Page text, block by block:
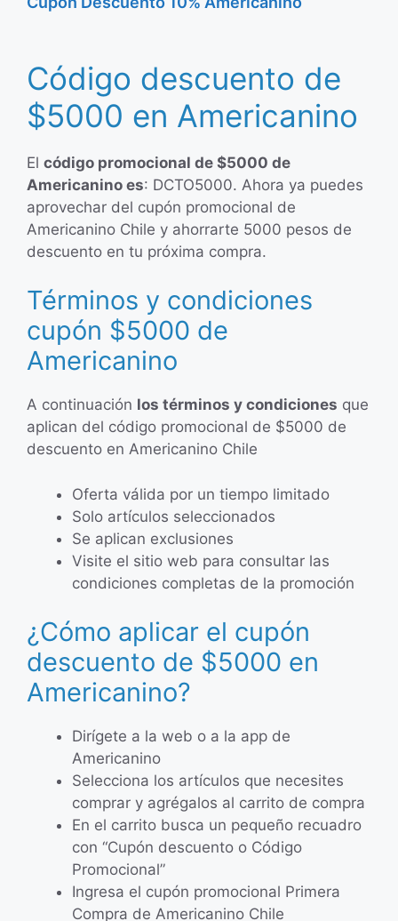
Código descuento de
$5000 en Americanino
El código promocional de $5000 de
Americanino es: DCTO5000. Ahora ya puedes
aprovechar del cupón promocional de
Americanino Chile y ahorrarte 5000 pesos de
descuento en tu próxima compra.
Términos y condiciones
cupón $5000 de
Americanino
A continuación los términos y condiciones que
aplican del código promocional de $5000 de
descuento en Americanino Chile
Oferta válida por un tiempo limitado
Solo artículos seleccionados
Se aplican exclusiones
Visite el sitio web para consultar las
condiciones completas de la promoción
¿Cómo aplicar el cupón
descuento de $5000 en
Americanino?
Dirígete a la web o a la app de
Americanino
Selecciona los artículos que necesites
comprar y agrégalos al carrito de compra
En el carrito busca un pequeño recuadro
con “Cupón descuento o Código
Promocional”
Ingresa el cupón promocional Primera
Compra de Americanino Chile